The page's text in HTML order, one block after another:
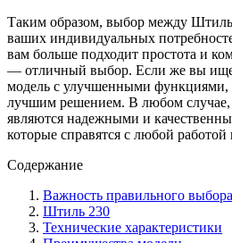
Таким образом, выбор между Штиль
ваших индивидуальных
вам больше подходит простота и
— отличный выбор. Если же вы
модель с улучшенными функциями,
лучшим решением. В любом
являются надежными и
которые справятся с любой работой
Содержание
Важность правильного
Штиль 230
Технические характеристики